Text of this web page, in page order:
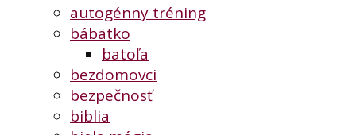
autogénny tréning
bábätko
batoľa
bezdomovci
bezpečnosť
biblia